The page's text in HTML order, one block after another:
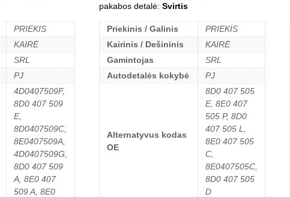
PRIEKIS
KAIRĖ
SRL
PJ
4D0407509F,
8D0 407 509
E,
8D0407509C,
8E0407509A,
4D0407509G,
8D0 407 509
A, 8E0 407
509 A, 8E0
pakabos detalė: Svirtis
Priekinis / Galinis
PRIEKIS
Kairinis / Dešininis
KAIRĖ
Gamintojas
SRL
Autodetalės kokybė
PJ
Alternatyvus kodas
OE
8D0 407 505
E, 8E0 407
505 P, 8D0
407 505 L,
8E0 407 505
C,
8E0407505C,
8D0 407 505
D